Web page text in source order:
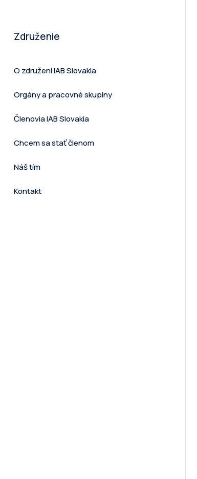
Združenie
O združení IAB Slovakia
Orgány a pracovné skupiny
Členovia IAB Slovakia
Chcem sa stať členom
Náš tím
Kontakt